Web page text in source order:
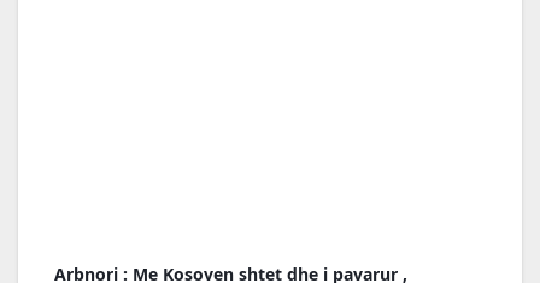
Arbnori : Me Kosoven shtet dhe i pavarur ,